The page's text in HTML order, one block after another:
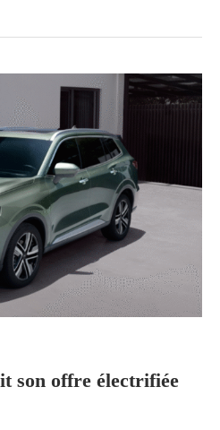
son offre électrifiée